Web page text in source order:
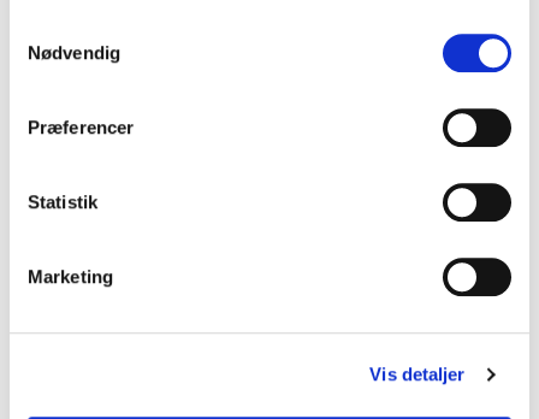
Nødvendig
Præferencer
Statistik
Marketing
Vis detaljer
lav et link